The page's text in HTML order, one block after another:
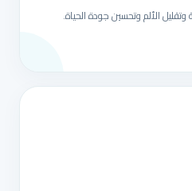
الألم وتحسين جودة الحياة.